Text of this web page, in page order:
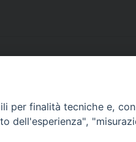
per finalità tecniche e,
dell'esperienza",